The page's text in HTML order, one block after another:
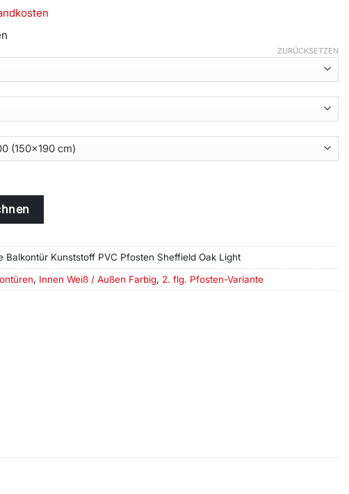
ZURÜCKSETZEN
Balkontür Kunststoff PVC Pfosten Sheffield Oak Light
, Innen Weiß / Außen Farbig, 2. flg. Pfosten-Variante